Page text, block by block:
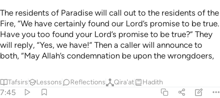
The residents of Paradise will call out to the residents of the
Fire, “We have certainly found our Lord’s promise to be true.
Have you too found your Lord’s promise to be true?” They
will reply, “Yes, we have!” Then a caller will announce to
both, “May Allah’s condemnation be upon the wrongdoers,
Tafsirs Lessons Reflections Qira'at Hadith
7:45